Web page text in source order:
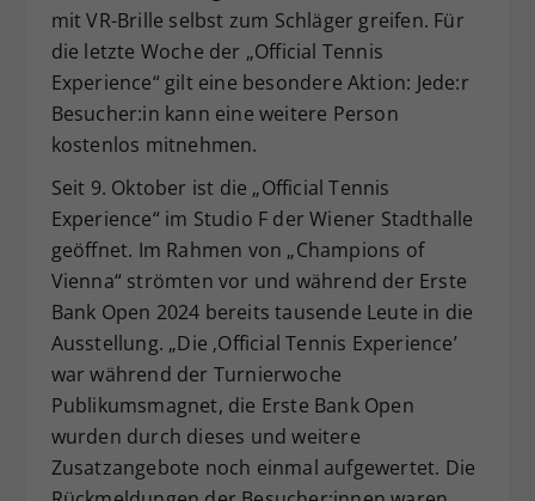
mit VR-Brille selbst zum Schläger greifen. Für
die letzte Woche der „Official Tennis
Experience“ gilt eine besondere Aktion: Jede:r
Besucher:in kann eine weitere Person
kostenlos mitnehmen.
Seit 9. Oktober ist die „Official Tennis
Experience“ im Studio F der Wiener Stadthalle
geöffnet. Im Rahmen von „Champions of
Vienna“ strömten vor und während der Erste
Bank Open 2024 bereits tausende Leute in die
Ausstellung. „Die ‚Official Tennis Experience’
war während der Turnierwoche
Publikumsmagnet, die Erste Bank Open
wurden durch dieses und weitere
Zusatzangebote noch einmal aufgewertet. Die